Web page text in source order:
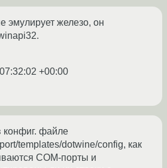
эмулирует железо, он
+00:00
конфиг. файле
templates/dotwine/config, как
COM-порты и